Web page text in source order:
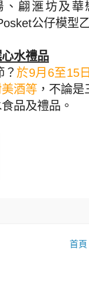
翩滙坊及華
公仔模型
水禮品
？於9月 6至15
酒等 ， 不論是
品及禮品。
首頁